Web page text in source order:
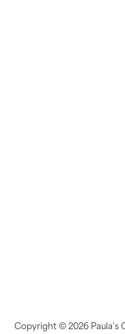
Copyright ©2026 Paula's